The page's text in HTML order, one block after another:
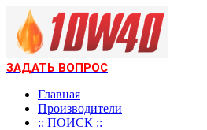
ЗАДАТЬ ВОПРОС
Главная
Производители
:: ПОИСК ::